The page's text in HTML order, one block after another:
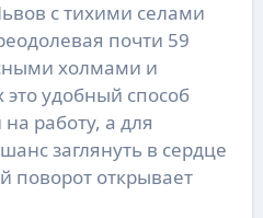
с тихими селами
почти 59
холмами и
удобный способ
работу, а для
заглянуть в сердце
поворот открывает